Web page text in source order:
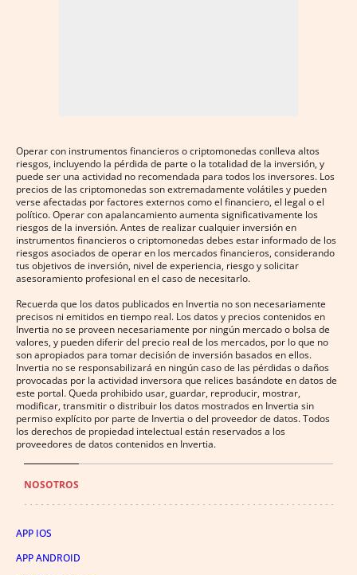
Operar con instrumentos financieros o criptomonedas conlleva altos
riesgos, incluyendo la pérdida de parte o la totalidad de la inversión, y
puede ser una actividad no recomendada para todos los inversores. Los
precios de las criptomonedas son extremadamente volátiles y pueden
verse afectadas por factores externos como el financiero, el legal o el
político. Operar con apalancamiento aumenta significativamente los
riesgos de la inversión. Antes de realizar cualquier inversión en
instrumentos financieros o criptomonedas debes estar informado de los
riesgos asociados de operar en los mercados financieros, considerando
tus objetivos de inversión, nivel de experiencia, riesgo y solicitar
asesoramiento profesional en el caso de necesitarlo.
Recuerda que los datos publicados en Invertia no son necesariamente
precisos ni emitidos en tiempo real. Los datos y precios contenidos en
Invertia no se proveen necesariamente por ningún mercado o bolsa de
valores, y pueden diferir del precio real de los mercados, por lo que no
son apropiados para tomar decisión de inversión basados en ellos.
Invertia no se responsabilizará en ningún caso de las pérdidas o daños
provocadas por la actividad inversora que relices basándote en datos de
este portal. Queda prohibido usar, guardar, reproducir, mostrar,
modificar, transmitir o distribuir los datos mostrados en Invertia sin
permiso explícito por parte de Invertia o del proveedor de datos. Todos
los derechos de propiedad intelectual están reservados a los
proveedores de datos contenidos en Invertia.
NOSOTROS
APP IOS
APP ANDROID